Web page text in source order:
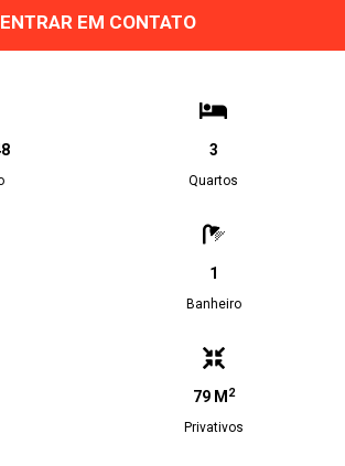
ENTRAR EM CONTATO
3
Quartos
1
Banheiro
79 M 2
Privativos